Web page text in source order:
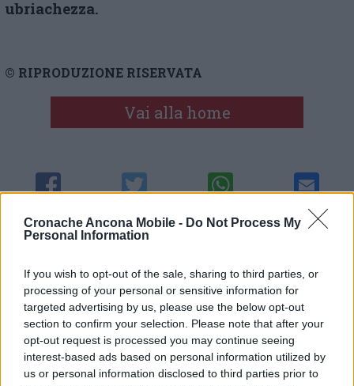
Cronache Ancona Mobile - Do Not Process My
Personal Information
If you wish to opt-out of the sale, sharing to third parties, or
processing of your personal or sensitive information for
targeted advertising by us, please use the below opt-out
section to confirm your selection. Please note that after your
opt-out request is processed you may continue seeing
interest-based ads based on personal information utilized by
us or personal information disclosed to third parties prior to
ubriachezza.
© RIPRODUZIONE RISERVATA
Vai alla home
Nessun commento presente
Commenta